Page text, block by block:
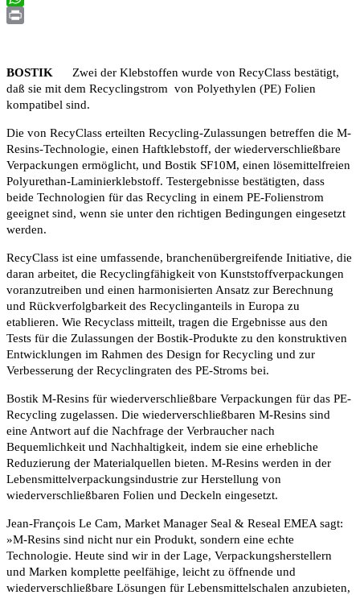
WhatsApp
BOSTIK
Zwei der Klebstoffen wurde von RecyClass bestätigt,
daß sie mit dem Recyclingstrom von Polyethylen (PE) Folien
kompatibel sind.
Die von RecyClass erteilten Recycling-Zulassungen betreffen die M-
Resins-Technologie, einen Haftklebstoff, der wiederverschließbare
Verpackungen ermöglicht, und Bostik SF10M, einen lösemittelfreien
Polyurethan-Laminierklebstoff. Testergebnisse bestätigten, dass
beide Technologien für das Recycling in einem PE-Folienstrom
geeignet sind, wenn sie unter den richtigen Bedingungen eingesetzt
werden.
RecyClass ist eine umfassende, branchenübergreifende Initiative, die
daran arbeitet, die Recyclingfähigkeit von Kunststoffverpackungen
voranzutreiben und einen harmonisierten Ansatz zur Berechnung
und Rückverfolgbarkeit des Recyclinganteils in Europa zu
etablieren. Wie Recyclass mitteilt, tragen die Ergebnisse aus den
Tests für die Zulassungen der Bostik-Produkte zu den konstruktiven
Entwicklungen im Rahmen des Design for Recycling und zur
Verbesserung der Recyclingraten des PE-Stroms bei.
Bostik M-Resins für wiederverschließbare Verpackungen für das PE-
Recycling zugelassen. Die wiederverschließbaren M-Resins sind
eine Antwort auf die Nachfrage der Verbraucher nach
Bequemlichkeit und Nachhaltigkeit, indem sie eine erhebliche
Reduzierung der Materialquellen bieten. M-Resins werden in der
Lebensmittelverpackungsindustrie zur Herstellung von
wiederverschließbaren Folien und Deckeln eingesetzt.
Jean-François Le Cam, Market Manager Seal & Reseal EMEA sagt:
»M-Resins sind nicht nur ein Produkt, sondern eine echte
Technologie. Heute sind wir in der Lage, Verpackungsherstellern
und Marken komplette peelfähige, leicht zu öffnende und
wiederverschließbare Lösungen für Lebensmittelschalen anzubieten,